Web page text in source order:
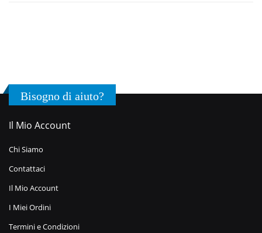
Bisogno di aiuto?
Il Mio Account
Chi Siamo
Contattaci
Il Mio Account
I Miei Ordini
Termini e Condizioni